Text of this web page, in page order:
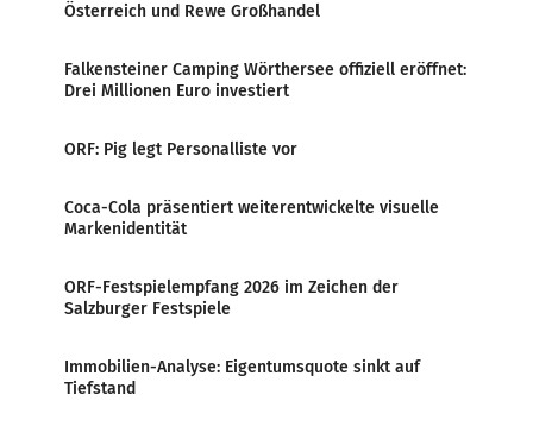
Österreich und Rewe Großhandel
Falkensteiner Camping Wörthersee offiziell eröffnet:
Drei Millionen Euro investiert
ORF: Pig legt Personalliste vor
Coca-Cola präsentiert weiterentwickelte visuelle
Markenidentität
ORF-Festspielempfang 2026 im Zeichen der
Salzburger Festspiele
Immobilien-Analyse: Eigentumsquote sinkt auf
Tiefstand